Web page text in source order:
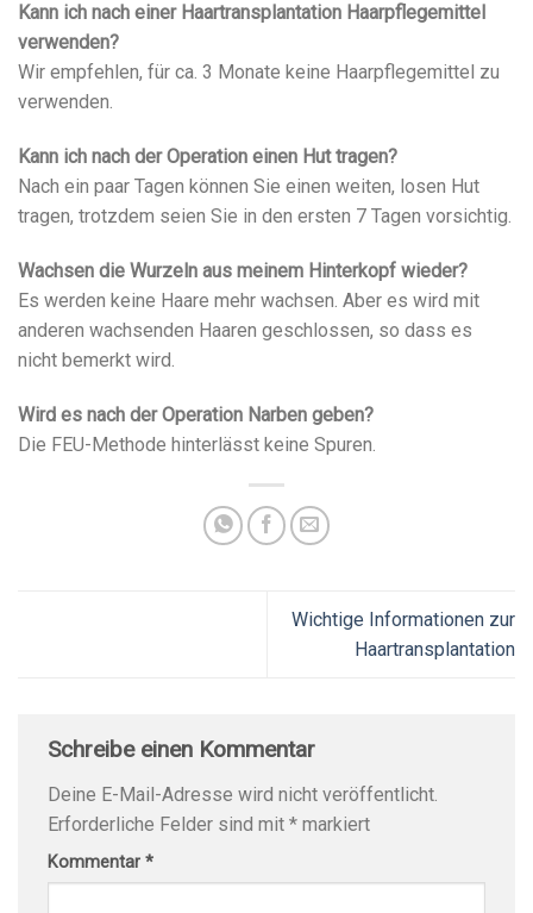
Kann ich nach einer Haartransplantation Haarpflegemittel
verwenden?
Wir empfehlen, für ca. 3 Monate keine Haarpflegemittel zu
verwenden.
Kann ich nach der Operation einen Hut tragen?
Nach ein paar Tagen können Sie einen weiten, losen Hut
tragen, trotzdem seien Sie in den ersten 7 Tagen vorsichtig.
Wachsen die Wurzeln aus meinem Hinterkopf wieder?
Es werden keine Haare mehr wachsen. Aber es wird mit
anderen wachsenden Haaren geschlossen, so dass es
nicht bemerkt wird.
Wird es nach der Operation Narben geben?
Die FEU-Methode hinterlässt keine Spuren.
Wichtige Informationen zur
Haartransplantation
Schreibe einen Kommentar
Deine E-Mail-Adresse wird nicht veröffentlicht.
Erforderliche Felder sind mit * markiert
Kommentar *